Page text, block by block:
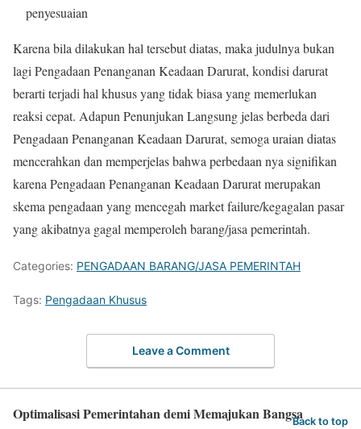
penyesuaian
Karena bila dilakukan hal tersebut diatas, maka judulnya bukan
lagi Pengadaan Penanganan Keadaan Darurat, kondisi darurat
berarti terjadi hal khusus yang tidak biasa yang memerlukan
reaksi cepat. Adapun Penunjukan Langsung jelas berbeda dari
Pengadaan Penanganan Keadaan Darurat, semoga uraian diatas
mencerahkan dan memperjelas bahwa perbedaan nya signifikan
karena Pengadaan Penanganan Keadaan Darurat merupakan
skema pengadaan yang mencegah market failure/kegagalan pasar
yang akibatnya gagal memperoleh barang/jasa pemerintah.
Categories: PENGADAAN BARANG/JASA PEMERINTAH
Tags: Pengadaan Khusus
Leave a Comment
Optimalisasi Pemerintahan demi Memajukan BangsaBack to top